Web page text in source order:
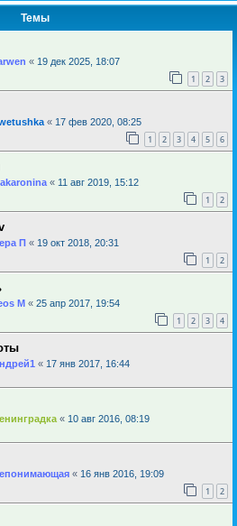
Темы
« 19 дек 2025, 18:07
1 2 3
« 17 фев 2020, 08:25
1 2 3 4 5 6
« 11 авг 2019, 15:12
1 2
П « 19 окт 2018, 20:31
1 2
M « 25 апр 2017, 19:54
1 2 3 4
« 17 янв 2017, 16:44
« 10 авг 2016, 08:19
« 16 янв 2016, 19:09
1 2